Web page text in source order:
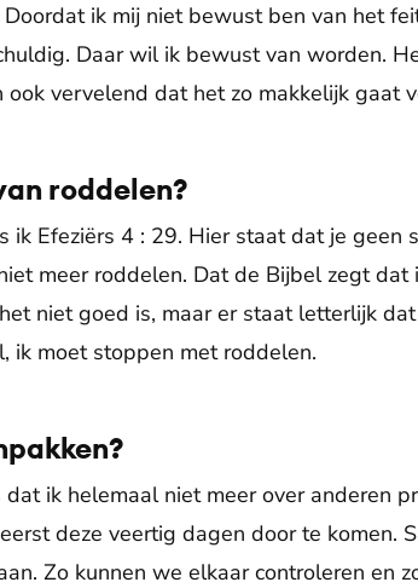
ik mij niet bewust ben van het
Daar wil ik bewust van worden.
vervelend dat het zo makkelijk gaat
roddelen?
ik Efeziërs 4 : 29. Hier staat dat je geen
meer roddelen. Dat de Bijbel zegt
niet goed is, maar er staat letterlijk
ik moet stoppen met roddelen.
ik helemaal niet meer over anderen
deze veertig dagen door te komen.
Zo kunnen we elkaar controleren en